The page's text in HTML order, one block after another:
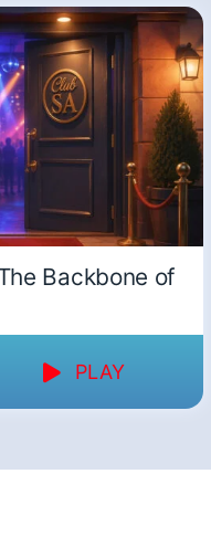
Backbone of
PLAY